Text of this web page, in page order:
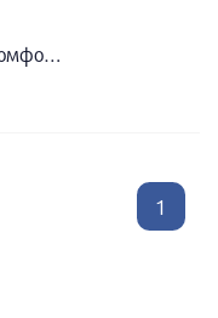
мансардна стая Стаята е самостоятелна, има вода и тоалетна, но без баня. Има чудесен топлинен комфорт, заради добрата изолация. Спокойна и тиха в самия център на града, чиста и удобна, подходяща както за преспиване, така и за живеене. Дава се на непушач. Цената е за месец.
1